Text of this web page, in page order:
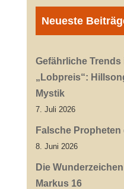
Neueste
Gefährliche
„Lobpreis“:
Mystik
7. Juli 2026
Falsche
8. Juni 2026
Die
Markus 16